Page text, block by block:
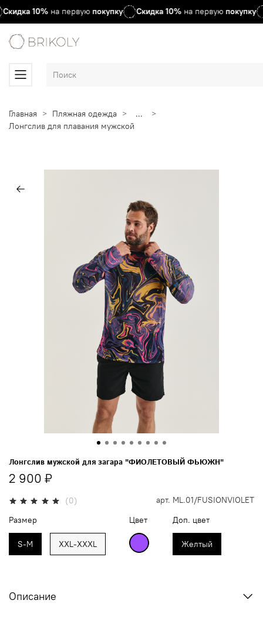
Скидка10%на первуюпокупку Скидка10%на первуюпокупку
Главная Пляжная одежда
...
Лонгслив для плавания мужской
(0) арт. ML.01/FUSIONVIOLET
Лонгслив мужской для загара "ФИОЛЕТОВЫЙ ФЬЮЖН"
2 900 ₽
Размер
S-M XXL-XXXL
Цвет Доп. цвет
Желтый
Описание